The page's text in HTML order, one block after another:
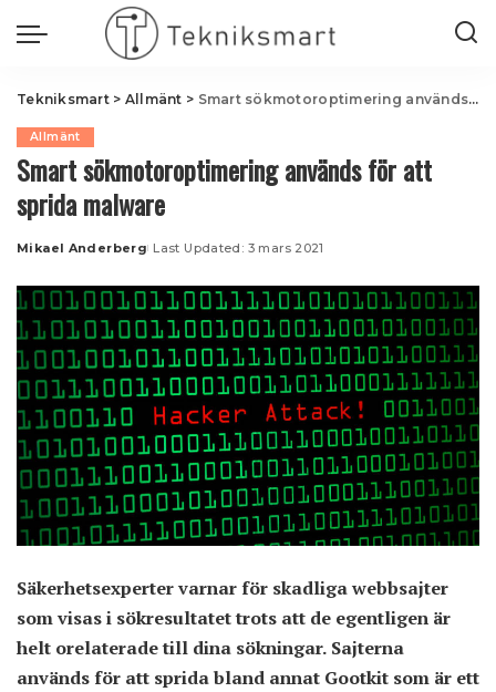
Tekniksmart> Allmänt > Smart sökmotoroptimering används för att sprida malware
Allmänt
Smart sökmotoroptimering används för att
sprida malware
Posted
Mikael Anderberg Last Updated: 3 mars 2021
Säkerhetsexperter varnar för skadliga webbsajter
som visas i sökresultatet trots att de egentligen är
helt orelaterade till dina sökningar. Sajterna
används för att sprida bland annat Gootkit som är ett